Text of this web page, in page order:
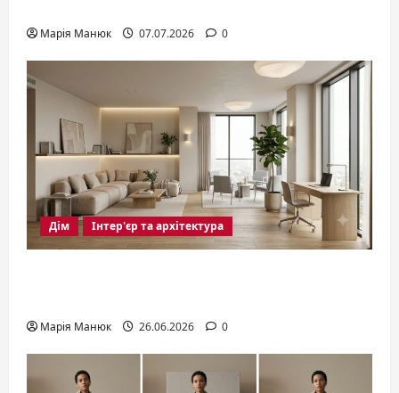
Марія Манюк 07.07.2026 0
Дім Інтер'єр та архітектура
Марія Манюк 26.06.2026 0